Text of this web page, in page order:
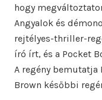
hogy
Angyalok és
rejtélyes-thriller-
író írt, és a Pocket
A regény bemutatja
Brown későbbi